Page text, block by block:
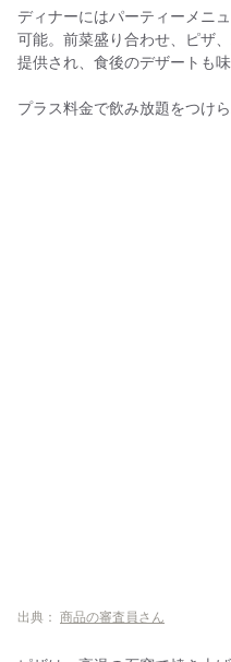
ディナーにはパーティーメニ
可能。前菜盛り合わせ、ピザ
提供され、食後のデザートも味
プラス料金で飲み放題をつけら
出典： 商品の審査員さん